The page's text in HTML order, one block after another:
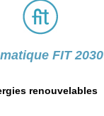
FIT 2030
renouvelables